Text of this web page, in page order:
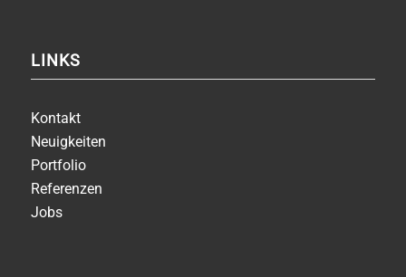
LINKS
Kontakt
Neuigkeiten
Portfolio
Referenzen
Jobs